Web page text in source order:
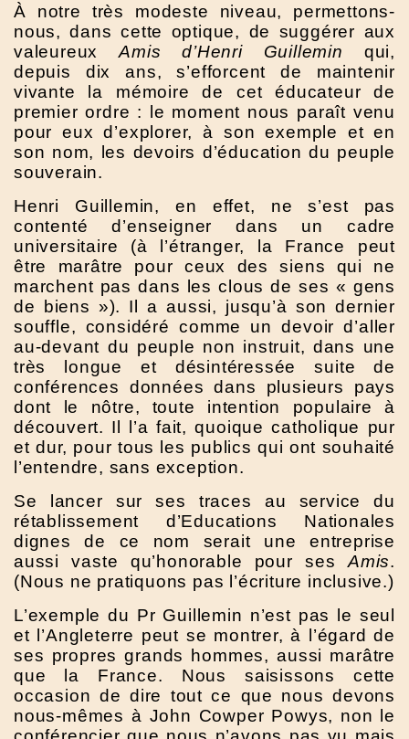
À notre très modeste niveau, permettons-
nous, dans cette optique, de suggérer aux
valeureuxAmis d’Henri Guillemin qui,
depuis dix ans, s’efforcent de maintenir
vivante la mémoire de cet éducateur de
premier ordre : le moment nous paraît venu
pour eux d’explorer, à son exemple et en
son nom, les devoirs d’éducation du peuple
souverain.
Henri Guillemin, en effet, ne s’est pas
contenté d’enseigner dans un cadre
universitaire (à l’étranger, la France peut
être marâtre pour ceux des siens qui ne
marchent pas dans les clous de ses « gens
de biens »). Il a aussi, jusqu’à son dernier
souffle, considéré comme un devoir d’aller
au-devant du peuple non instruit, dans une
très longue et désintéressée suite de
conférences données dans plusieurs pays
dont le nôtre, toute intention populaire à
découvert. Il l’a fait, quoique catholique pur
et dur, pour tous les publics qui ont souhaité
l’entendre, sans exception.
Se lancer sur ses traces au service du
rétablissement d’Educations Nationales
dignes de ce nom serait une entreprise
aussi vaste qu’honorable pour ses Amis.
(Nous ne pratiquons pas l’écriture inclusive.)
L’exemple du Pr Guillemin n’est pas le seul
et l’Angleterre peut se montrer, à l’égard de
ses propres grands hommes, aussi marâtre
que la France. Nous saisissons cette
occasion de dire tout ce que nous devons
nous-mêmes à John Cowper Powys, non le